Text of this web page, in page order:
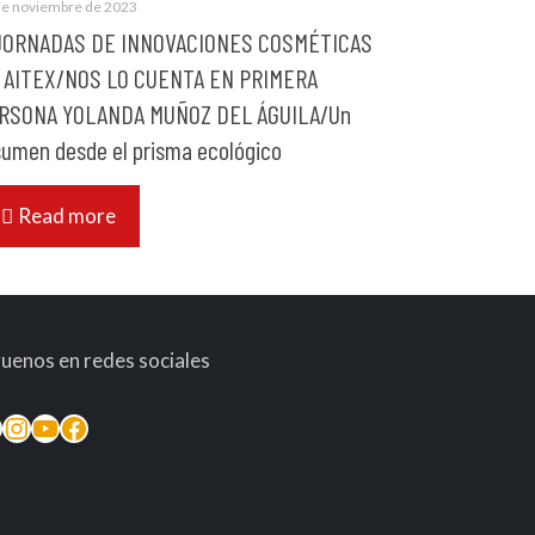
noviembre de 2023
DE INNOVACIONES COSMÉTICAS
NOS LO CUENTA EN PRIMERA
YOLANDA MUÑOZ DEL ÁGUILA/Un
desde el prisma ecológico
Read more
en redes sociales
Instagram
YouTube
Facebook